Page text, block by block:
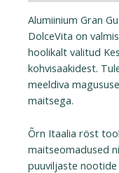
Alumiinium Gran
DolceVita on
hoolikalt valitud
kohvisaakidest.
meeldiva
maitsega.
Õrn Itaalia röst
maitseomadused
puuviljaste nootide